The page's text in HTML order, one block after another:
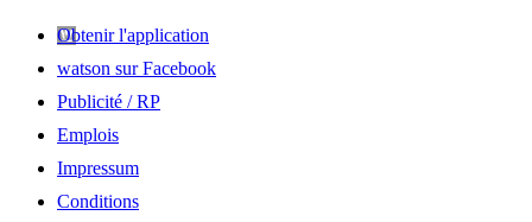
Obtenir l'application
watson sur Facebook
Publicité / RP
Emplois
Impressum
Conditions